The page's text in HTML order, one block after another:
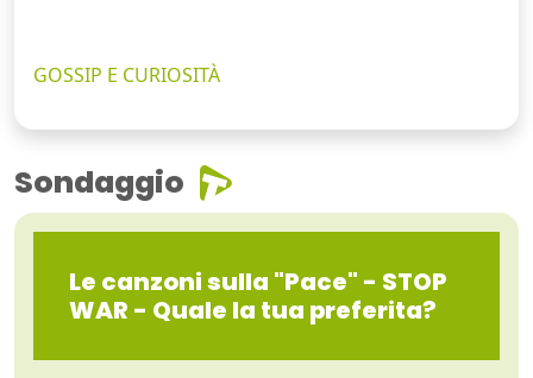
GOSSIP E CURIOSITÀ
Sondaggio
Le canzoni sulla "Pace" - STOP
WAR - Quale la tua preferita?